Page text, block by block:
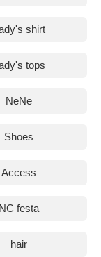
shirt
tops
NeNe
Shoes
Access
NC festa
hair